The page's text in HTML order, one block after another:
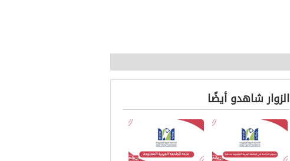
الزوار شاهدو أيضًا